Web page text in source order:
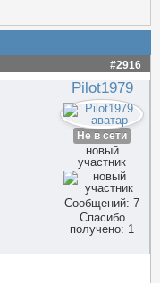
#2916
Pilot1979
Не в сети
новый
участник
Сообщений: 7
Спасибо
получено: 1